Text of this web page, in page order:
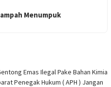
Menumpuk
Emas Ilegal Pake Bahan Kimia
Penegak Hukum ( APH ) Jangan